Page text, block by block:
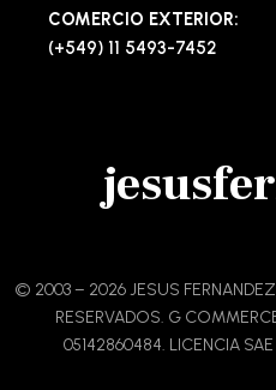
COMERCIO EXTERIOR:
(+549) 11 5493-7452
© 2003 – 2026 JESUS
RESERVADOS. G
05142860484. LICENCIA